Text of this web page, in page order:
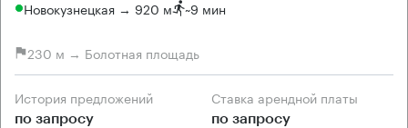
Новокузнецкая → 920 м ~9 мин
230 м → Болотная площадь
История предложений
по запросу
Ставка арендной платы
по запросу